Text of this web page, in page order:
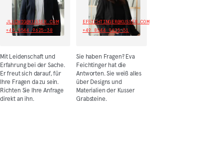
JLUDWIG@KUSSER.COM
+49 8544 9625-38
Mit Leidenschaft und
Erfahrung bei der Sache.
Er freut sich darauf, für
Ihre Fragen da zu sein.
Richten Sie Ihre Anfrage
direkt an ihn.
EFEICHTINGER@KUSSER.COM
+49 8544 9625-51
Sie haben Fragen? Eva
Feichtinger hat die
Antworten. Sie weiß alles
über Designs und
Materialien der Kusser
Grabsteine.